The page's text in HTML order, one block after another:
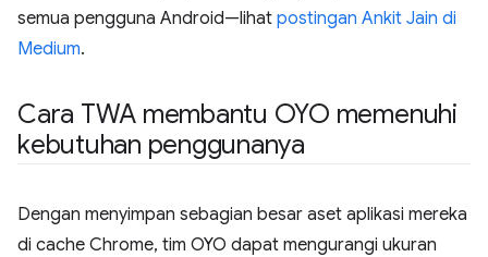
semua pengguna Android—lihat postingan Ankit Jain di
Medium.
Cara TWA membantu OYO memenuhi
kebutuhan penggunanya
Dengan menyimpan sebagian besar aset aplikasi mereka
di cache Chrome, tim OYO dapat mengurangi ukuran